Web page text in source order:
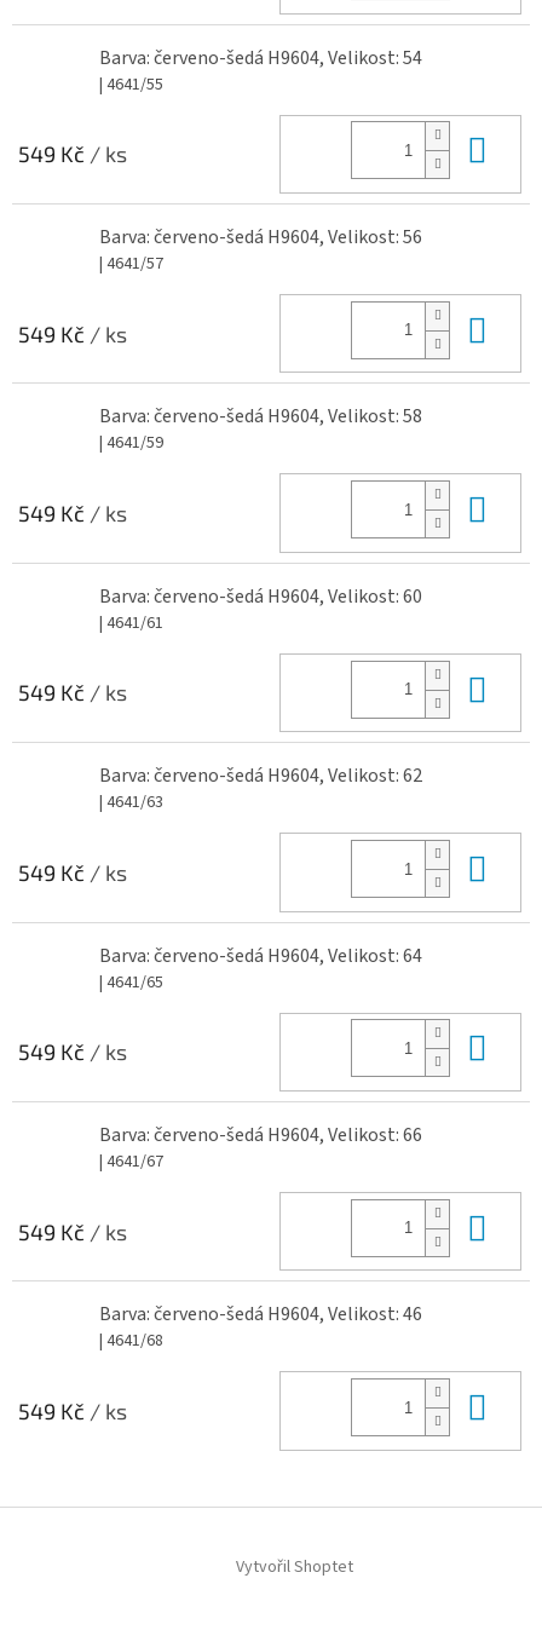
Barva: červeno-šedá H9604, Velikost: 54
| 4641/55
549 Kč / ks
Barva: červeno-šedá H9604, Velikost: 56
| 4641/57
549 Kč / ks
Barva: červeno-šedá H9604, Velikost: 58
| 4641/59
549 Kč / ks
Barva: červeno-šedá H9604, Velikost: 60
| 4641/61
549 Kč / ks
Barva: červeno-šedá H9604, Velikost: 62
| 4641/63
549 Kč / ks
Barva: červeno-šedá H9604, Velikost: 64
| 4641/65
549 Kč / ks
Barva: červeno-šedá H9604, Velikost: 66
| 4641/67
549 Kč / ks
Barva: červeno-šedá H9604, Velikost: 46
| 4641/68
549 Kč / ks
Vytvořil Shoptet